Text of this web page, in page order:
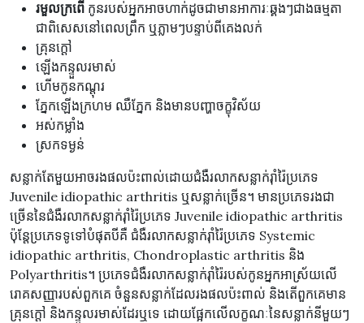
រមួលក្រពើ កូនរបស់អ្នកអាចហាក់ដូចជាមានអាការៈឆ្គងៗជាងធម្មតា
ជាពិសេសនៅពេលព្រឹក ឬភ្លាមៗបន្ទាប់ពីគេងលក់
គ្រុនក្តៅ
ឡើងកន្ទួលរមាស់
ហើមកូនកណ្តុរ
ភ្នែកឡើងក្រហម ឈឺភ្នែក និងមានបញ្ហាចក្ខុវិស័យ
អស់កម្លាំង
ស្រកទម្ងន់
សន្លាក់តែមួយអាចរងផលប៉ះពាល់ដោយជំងឺរលាកសន្លាក់រ៉ាំរ៉ៃប្រភេទ
Juvenile idiopathic arthritis ឬសន្លាក់ច្រើន។ មានប្រភេទរងជា
ច្រើននៃជំងឺរលាកសន្លាក់រ៉ាំរ៉ៃប្រភេទ Juvenile idiopathic arthritis
ប៉ុន្តែប្រភេទទូទៅបំផុតបីគឺ ជំងឺរលាកសន្លាក់រ៉ាំរ៉ៃប្រភេទ Systemic
idiopathic arthritis, Chondroplastic arthritis និង
Polyarthritis។ ប្រភេទជំងឺរលាកសន្លាក់រ៉ាំរ៉ៃរបស់កូនអ្នកអាស្រ័យលើ
រោគសញ្ញារបស់ពួកគេ ចំនួនសន្លាក់ដែលរងផលប៉ះពាល់ និងតើពួកគេមាន
គ្រុនក្តៅ និងកន្ទួលរមាស់ដែរឬទេ ដោយផ្អែកលើលក្ខណៈនៃសន្លាក់នីមួយៗ